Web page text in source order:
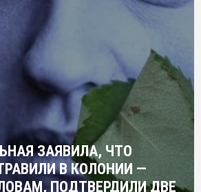
ЗАЯВИЛА, ЧТО
В КОЛОНИИ —
ПОДТВЕРДИЛИ ДВЕ